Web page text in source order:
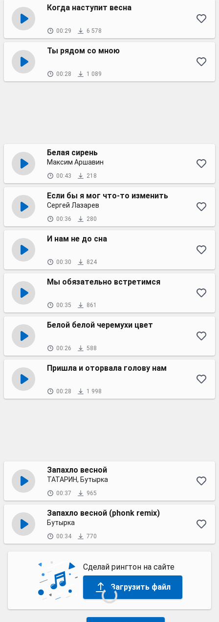
Когда наступит весна
00:29 6 578
Ты рядом со мною
00:28 1 089
Белая сирень
Максим Аршавин
00:43 218
Если бы я мог что-то изменить
Сергей Лазарев
00:36 280
И нам не до сна
00:30 824
Мы обязательно встретимся
00:35 861
Белой белой черемухи цвет
00:26 588
Пришла и оторвала голову нам
00:28 1 998
Запахло весной
ТАТАРИН, Бутырка
00:37 965
Запахло весной (phonk remix)
Бутырка
00:34 770
Сделай рингтон на сайте
Загрузить файл